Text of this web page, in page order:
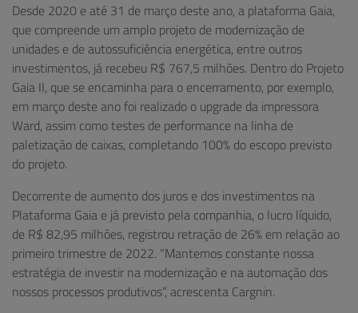
Desde 2020 e até 31 de março deste ano, a plataforma Gaia,
que compreende um amplo projeto de modernização de
unidades e de autossuficiência energética, entre outros
investimentos, já recebeu R$ 767,5 milhões. Dentro do Projeto
Gaia II, que se encaminha para o encerramento, por exemplo,
em março deste ano foi realizado o upgrade da impressora
Ward, assim como testes de performance na linha de
paletização de caixas, completando 100% do escopo previsto
do projeto.
Decorrente de aumento dos juros e dos investimentos na
Plataforma Gaia e já previsto pela companhia, o lucro líquido,
de R$ 82,95 milhões, registrou retração de 26% em relação ao
primeiro trimestre de 2022. “Mantemos constante nossa
estratégia de investir na modernização e na automação dos
nossos processos produtivos”, acrescenta Cargnin.